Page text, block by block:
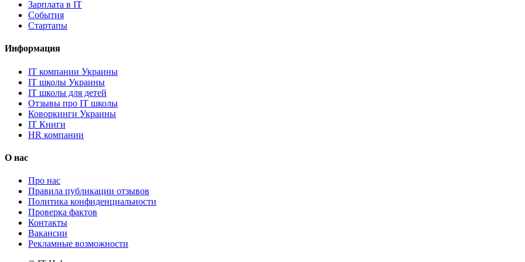
Зарплата в IT
События
Стартапы
Информация
IT компании Украины
IT школы Украины
IT школы для детей
Отзывы про IT школы
Коворкинги Украины
IT Книги
HR компании
О нас
Про нас
Правила публикации отзывов
Политика конфиденциальности
Проверка фактов
Контакты
Вакансии
Рекламные возможности